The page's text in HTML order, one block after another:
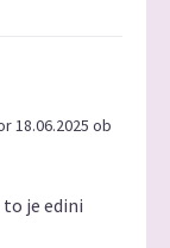
18.06.2025 ob
je edini